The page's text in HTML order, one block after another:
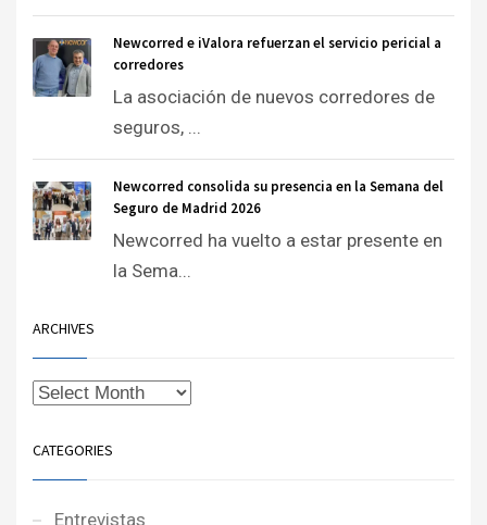
Newcorred e iValora refuerzan el servicio pericial a
corredores
La asociación de nuevos corredores de
seguros, ...
Newcorred consolida su presencia en la Semana del
Seguro de Madrid 2026
Newcorred ha vuelto a estar presente en
la Sema...
ARCHIVES
CATEGORIES
Entrevistas